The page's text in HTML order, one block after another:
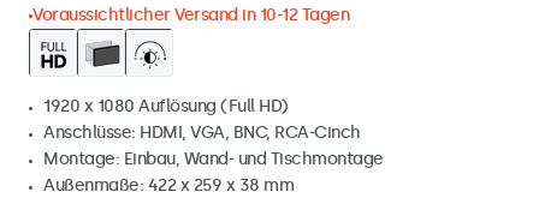
Voraussichtlicher Versand in 10-12 Tagen
1920 x 1080 Auflösung (Full HD)
Anschlüsse: HDMI, VGA, BNC, RCA-Cinch
Montage: Einbau, Wand- und Tischmontage
Außenmaße: 422 x 259 x 38 mm